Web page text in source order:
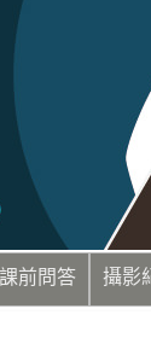
課前問答 攝影